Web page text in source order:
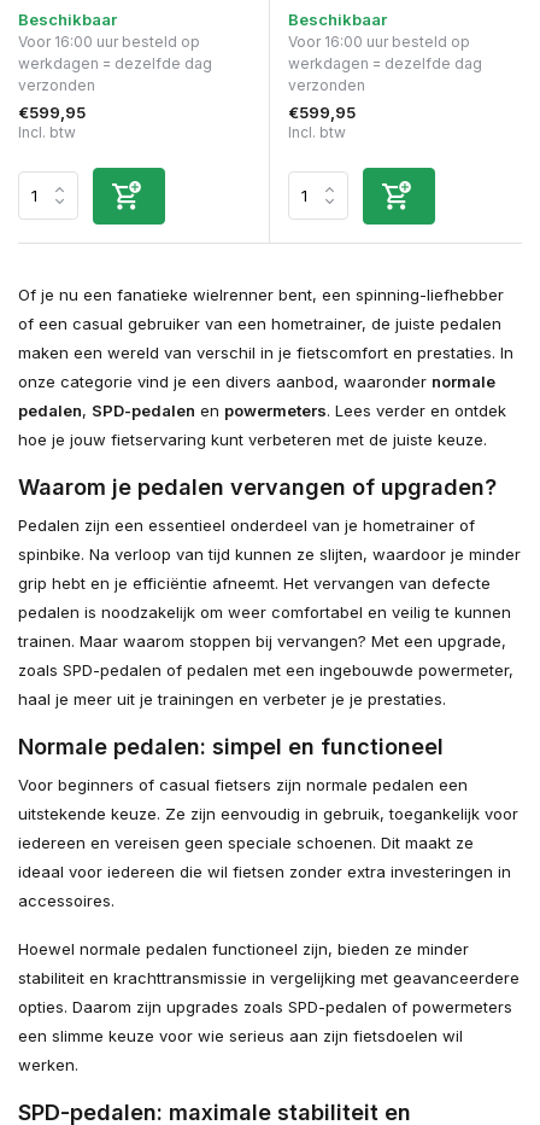
Beschikbaar
Voor 16:00 uur besteld op
werkdagen = dezelfde dag
verzonden
€599,95
Incl. btw
Beschikbaar
Voor 16:00 uur besteld op
werkdagen = dezelfde dag
verzonden
€599,95
Incl. btw
Of je nu een fanatieke wielrenner bent, een spinning-liefhebber
of een casual gebruiker van een hometrainer, de juiste pedalen
maken een wereld van verschil in je fietscomfort en prestaties. In
onze categorie vind je een divers aanbod, waaronder normale
pedalen, SPD-pedalen en powermeters. Lees verder en ontdek
hoe je jouw fietservaring kunt verbeteren met de juiste keuze.
Waarom je pedalen vervangen of upgraden?
Pedalen zijn een essentieel onderdeel van je hometrainer of
spinbike. Na verloop van tijd kunnen ze slijten, waardoor je minder
grip hebt en je efficiëntie afneemt. Het vervangen van defecte
pedalen is noodzakelijk om weer comfortabel en veilig te kunnen
trainen. Maar waarom stoppen bij vervangen? Met een upgrade,
zoals SPD-pedalen of pedalen met een ingebouwde powermeter,
haal je meer uit je trainingen en verbeter je je prestaties.
Normale pedalen: simpel en functioneel
Voor beginners of casual fietsers zijn normale pedalen een
uitstekende keuze. Ze zijn eenvoudig in gebruik, toegankelijk voor
iedereen en vereisen geen speciale schoenen. Dit maakt ze
ideaal voor iedereen die wil fietsen zonder extra investeringen in
accessoires.
Hoewel normale pedalen functioneel zijn, bieden ze minder
stabiliteit en krachttransmissie in vergelijking met geavanceerdere
opties. Daarom zijn upgrades zoals SPD-pedalen of powermeters
een slimme keuze voor wie serieus aan zijn fietsdoelen wil
werken.
SPD-pedalen: maximale stabiliteit en